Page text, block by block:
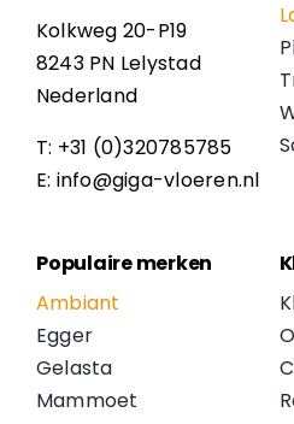
Kolkweg 20-P19
8243 PN Lelystad
Nederland
T: +31 (0)320785785
E: info@giga-vloeren.nl
Populaire merken
Ambiant
Egger
Gelasta
Mammoet